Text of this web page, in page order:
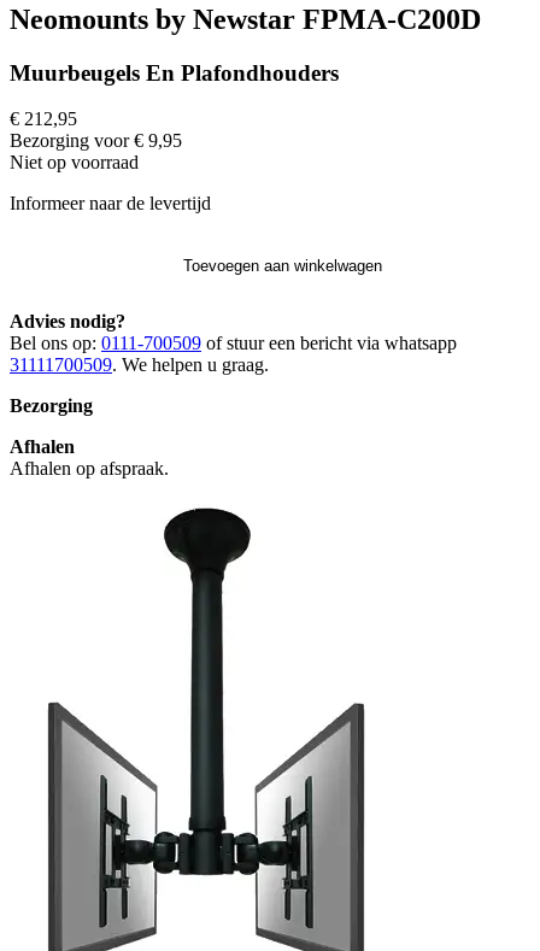
Neomounts by Newstar FPMA-C200D
Muurbeugels En Plafondhouders
€ 212,95
Bezorging voor € 9,95
Niet op voorraad
Informeer naar de levertijd
Toevoegen aan winkelwagen
Advies nodig?
Bel ons op: 0111-700509 of stuur een bericht via whatsapp
31111700509. We helpen u graag.
Bezorging
Afhalen
Afhalen op afspraak.